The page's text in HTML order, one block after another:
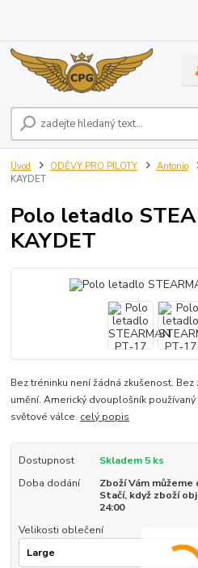
Úvod ODĚVY PRO PILOTY Antonio
KAYDET
Polo letadlo
KAYDET
Bez tréninku není žádná zkušenost.
umění. Americký dvouplošník
světové válce. celý popis
Dostupnost
Skladem 5 ks
Doba dodání
Zboží Vám můžeme
Stačí, když zboží
24:00
Velikosti oblečení